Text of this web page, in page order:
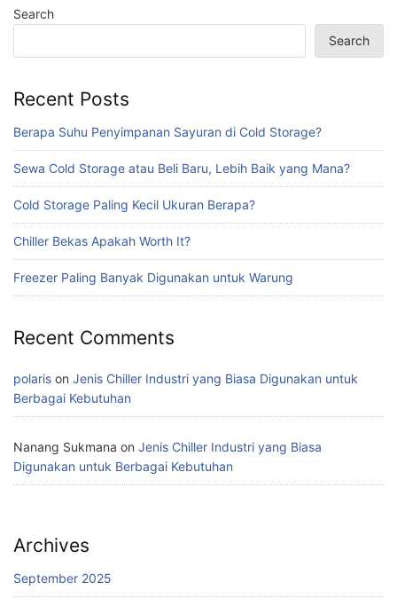
Search
Search
Recent Posts
Berapa Suhu Penyimpanan Sayuran di Cold Storage?
Sewa Cold Storage atau Beli Baru, Lebih Baik yang Mana?
Cold Storage Paling Kecil Ukuran Berapa?
Chiller Bekas Apakah Worth It?
Freezer Paling Banyak Digunakan untuk Warung
Recent Comments
polaris on Jenis Chiller Industri yang Biasa Digunakan untuk
Berbagai Kebutuhan
Nanang Sukmana on Jenis Chiller Industri yang Biasa
Digunakan untuk Berbagai Kebutuhan
Archives
September 2025